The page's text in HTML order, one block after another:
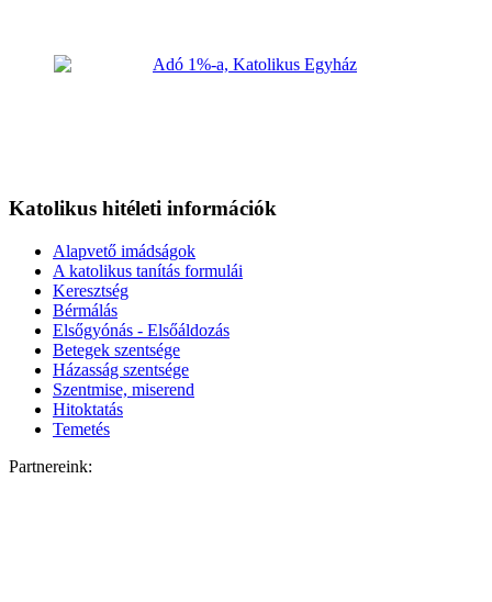
Katolikus hitéleti információk
Alapvető imádságok
A katolikus tanítás formulái
Keresztség
Bérmálás
Elsőgyónás - Elsőáldozás
Betegek szentsége
Házasság szentsége
Szentmise, miserend
Hitoktatás
Temetés
Partnereink: